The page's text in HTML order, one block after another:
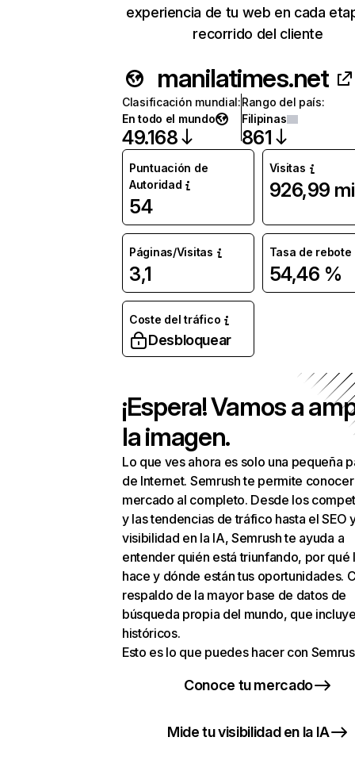
experiencia de tu web en cada
recorrido del cliente
manilatimes.net
Clasificación mundial:
En todo el mundo
49.168
Rango del país:
Filipinas
861
Puntuación de
Autoridad
54
Visitas
926,99
Páginas/Visitas
3,1
Tasa de rebote
54,46 %
Coste del tráfico
Desbloquear
¡Espera! Vamos a
la imagen.
Lo que ves ahora es solo una pequeña
de Internet. Semrush te permite
mercado al completo. Desde los
y las tendencias de tráfico hasta el SEO
visibilidad en la IA, Semrush te ayuda a
entender quién está triunfando, por qué
hace y dónde están tus oportunidades.
respaldo de la mayor base de datos de
búsqueda propia del mundo, que
históricos.
Esto es lo que puedes hacer con
Conoce tu mercado
Mide tu visibilidad en la IA